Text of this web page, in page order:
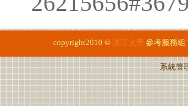
copyright2010 © 淡江大學 參考服務組
系統管